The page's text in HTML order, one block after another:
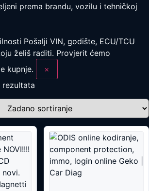
prema brandu, vozilu i tehničkoj
Pošalji VIN, godište, ECU/TCU
želiš raditi. Provjerit ćemo
kupnje.
×
rezultata